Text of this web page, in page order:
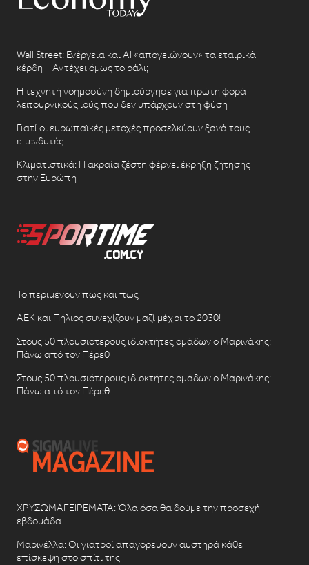
Wall Street: Ενέργεια και AI «απογειώνουν» τα εταιρικά
κέρδη – Αντέχει όμως το ράλι;
Η τεχνητή νοημοσύνη δημιούργησε για πρώτη φορά
λειτουργικούς ιούς που δεν υπάρχουν στη φύση
Γιατί οι ευρωπαϊκές μετοχές προσελκύουν ξανά τους
επενδυτές
Κλιματιστικά: Η ακραία ζέστη φέρνει έκρηξη ζήτησης
στην Ευρώπη
Το περιμένουν πως και πως
ΑΕΚ και Πήλιος συνεχίζουν μαζί μέχρι το 2030!
Στους 50 πλουσιότερους ιδιοκτήτες ομάδων ο Μαρινάκης:
Πάνω από τον Πέρεθ
Στους 50 πλουσιότερους ιδιοκτήτες ομάδων ο Μαρινάκης:
Πάνω από τον Πέρεθ
ΧΡΥΣΩΜΑΓΕΙΡΕΜΑΤΑ: Όλα όσα θα δούμε την προσεχή
εβδομάδα
Μαρινέλλα: Οι γιατροί απαγορεύουν αυστηρά κάθε
επίσκεψη στο σπίτι της